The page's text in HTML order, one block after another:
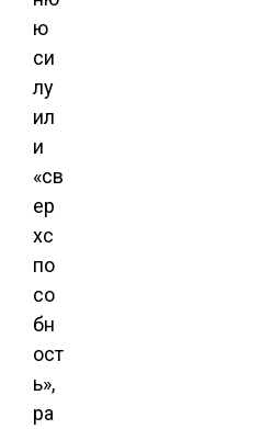
ю
си
лу
ил
и
«св
ер
хс
по
со
бн
ост
ь»,
ра